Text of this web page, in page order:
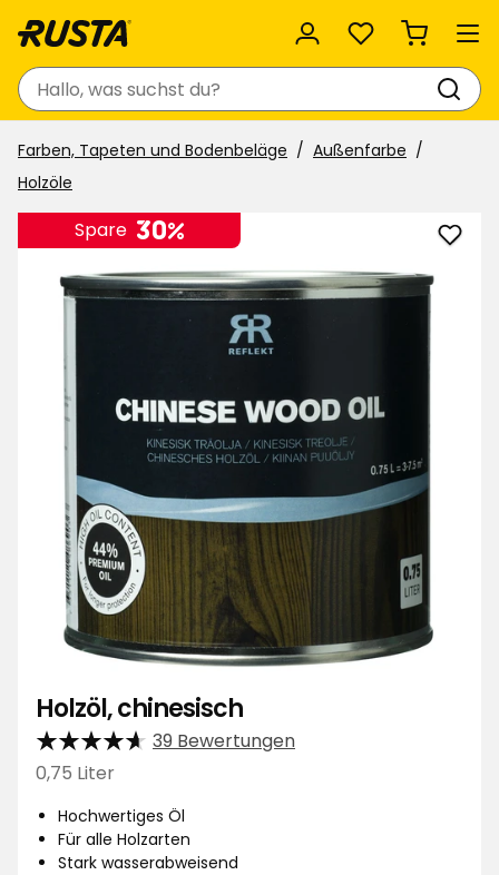
Favoriten
Suchen
Farben, Tapeten und Bodenbeläge
Außenfarbe
Holzöle
Spare 30%
Holzöl, chinesisch
39 Bewertungen
0,75 Liter
Hochwertiges Öl
Für alle Holzarten
Stark wasserabweisend